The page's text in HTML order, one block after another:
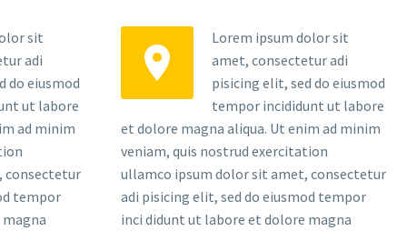
sit
adi
do eiusmod
ut labore
ad minim
consectetur
tempor


Lorem ipsum dolor sit
amet, consectetur adi
pisicing elit, sed do eiusmod
tempor incididunt ut labore
et dolore magna aliqua. Ut enim ad minim
veniam, quis nostrud exercitation
ullamco ipsum dolor sit amet, consectetur
adi pisicing elit, sed do eiusmod tempor
inci didunt ut labore et dolore magna